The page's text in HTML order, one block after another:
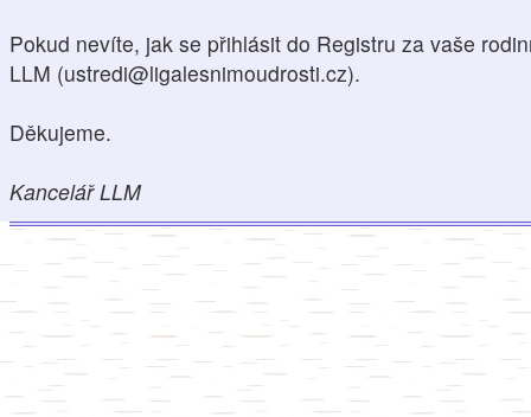
Pokud nevíte, jak se přihlásit do Registru za vaše
LLM (ustredi@ligalesnimoudrosti.cz).
Děkujeme.
Kancelář LLM